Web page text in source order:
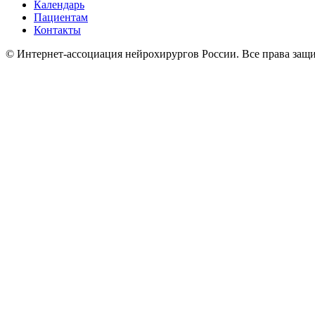
Календарь
Пациентам
Контакты
© Интернет-ассоциация нейрохирургов России. Все права